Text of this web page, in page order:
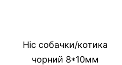
Ніс собачки/котика
чорний 8*10мм